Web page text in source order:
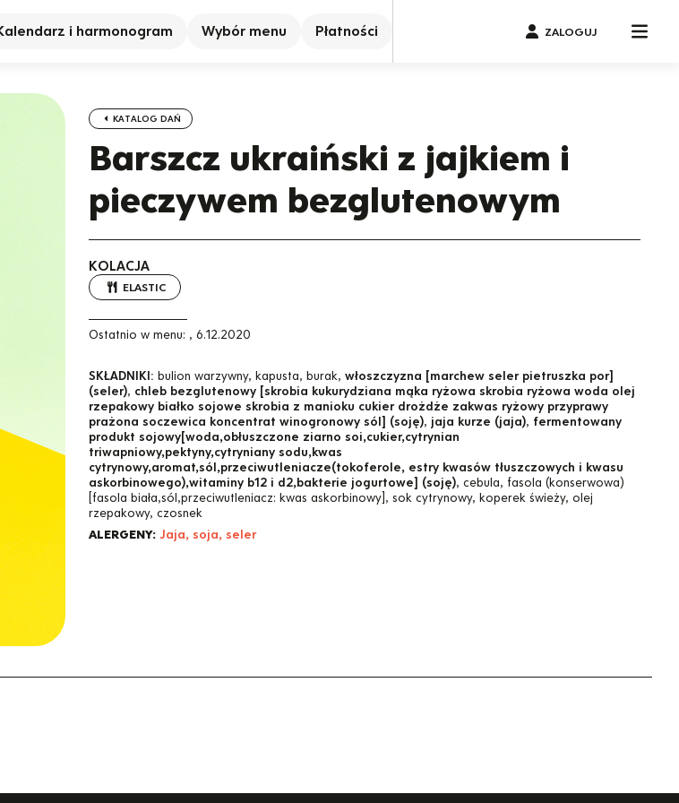
i harmonogram Wybór menu Płatności ZALOGUJ
KATALOG DAŃ
Barszcz ukraiński z jajkiem i
pieczywem bezglutenowym
KOLACJA
ELASTIC
Ostatnio w menu: , 6.12.2020
SKŁADNIKI: bulion warzywny, kapusta, burak, włoszczyzna [marchew seler pietruszka por]
(seler), chleb bezglutenowy [skrobia kukurydziana mąka ryżowa skrobia ryżowa woda olej
rzepakowy białko sojowe skrobia z manioku cukier drożdże zakwas ryżowy przyprawy
prażona soczewica koncentrat winogronowy sól] (soję), jaja kurze (jaja), fermentowany
produkt sojowy[woda,obłuszczone ziarno soi,cukier,cytrynian
triwapniowy,pektyny,cytryniany sodu,kwas
cytrynowy,aromat,sól,przeciwutleniacze(tokoferole, estry kwasów tłuszczowych i kwasu
askorbinowego),witaminy b12 i d2,bakterie jogurtowe] (soję), cebula, fasola (konserwowa)
[fasola biała,sól,przeciwutleniacz: kwas askorbinowy], sok cytrynowy, koperek świeży, olej
rzepakowy, czosnek
ALERGENY: Jaja, soja, seler